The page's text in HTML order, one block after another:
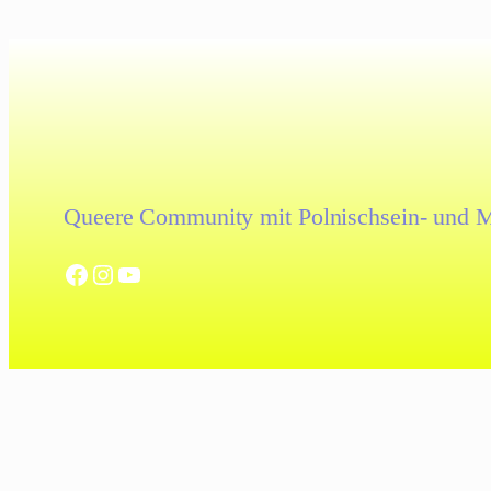
Queere Community mit Polnischsein- und
Facebook Instagram YouTube